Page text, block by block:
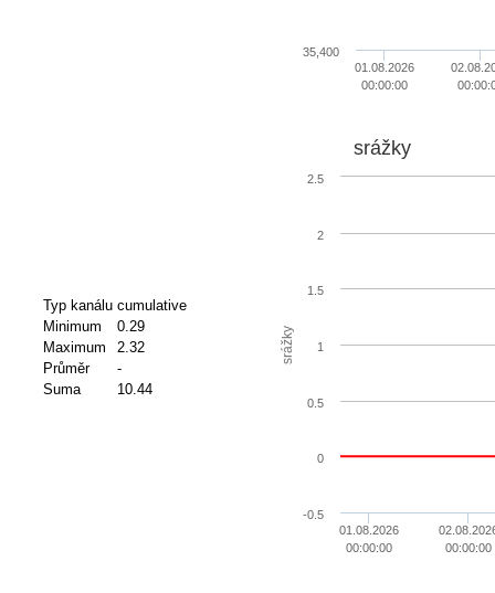
01.08.2026
00:00:00
35,400
Typ kanálu cumulative
Minimum
0.29
Maximum
2.32
Průměr
-
Suma
10.44
srážky
srážky
01.08.2026
00:00:00
00:00:00
-0.5
0
0.5
1
1.5
2
2.5